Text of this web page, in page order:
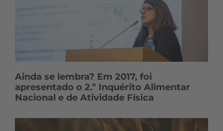
Ainda se lembra? Em 2017, foi
apresentado o 2.º Inquérito Alimentar
Nacional e de Atividade Física